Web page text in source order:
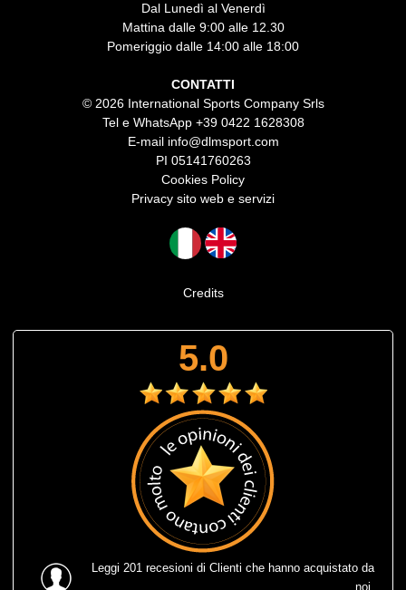
Dal Lunedì al Venerdì
Mattina dalle 9:00 alle 12.30
Pomeriggio dalle 14:00 alle 18:00
CONTATTI
© 2026 International Sports Company Srls
Tel e WhatsApp +39 0422 1628308
E-mail info@dlmsport.com
PI 05141760263
Cookies Policy
Privacy sito web e servizi
Credits
5.0
Leggi 201 recesioni di Clienti che hanno acquistato da
noi.